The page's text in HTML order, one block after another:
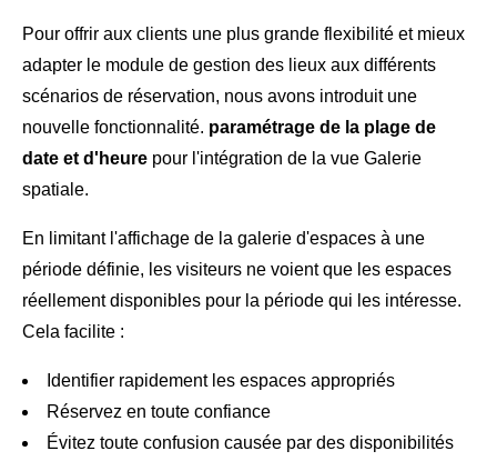
Pour offrir aux clients une plus grande flexibilité et mieux
adapter le module de gestion des lieux aux différents
scénarios de réservation, nous avons introduit une
nouvelle fonctionnalité. paramétrage de la plage de
date et d'heure pour l'intégration de la vue Galerie
spatiale.
En limitant l'affichage de la galerie d'espaces à une
période définie, les visiteurs ne voient que les espaces
réellement disponibles pour la période qui les intéresse.
Cela facilite :
Identifier rapidement les espaces appropriés
Réservez en toute confiance
Évitez toute confusion causée par des disponibilités